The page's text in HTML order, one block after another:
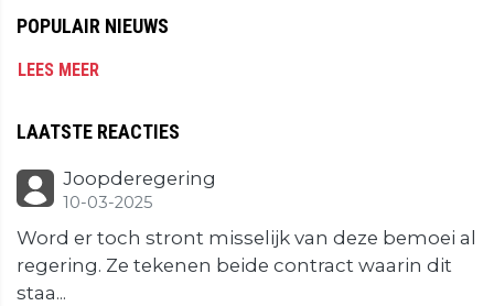
POPULAIR NIEUWS
LEES MEER
LAATSTE REACTIES
Joopderegering
10-03-2025
Word er toch stront misselijk van deze bemoei al
regering. Ze tekenen beide contract waarin dit
staa...